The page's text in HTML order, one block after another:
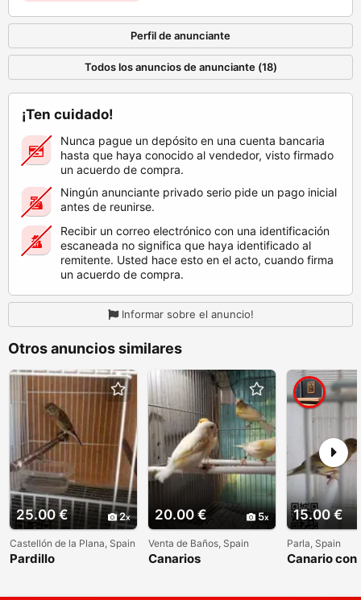
Perfil de anunciante
Todos los anuncios de anunciante (18)
¡Ten cuidado!
Nunca pague un depósito en una cuenta bancaria
hasta que haya conocido al vendedor, visto firmado
un acuerdo de compra.
Ningún anunciante privado serio pide un pago inicial
antes de reunirse.
Recibir un correo electrónico con una identificación
escaneada no significa que haya identificado al
remitente. Usted hace esto en el acto, cuando firma
un acuerdo de compra.
Informar sobre el anuncio!
Otros anuncios similares
25.00 € 2
Castellón de la Plana, Spain
Pardillo
20.00 € 5
Venta de Baños, Spain
Canarios
15.00 €
Parla, Spain
Canario con